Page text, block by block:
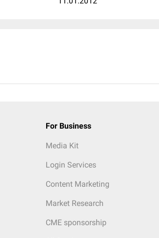
For Business
Media Kit
Login Services
Content Marketing
Market Research
CME sponsorship